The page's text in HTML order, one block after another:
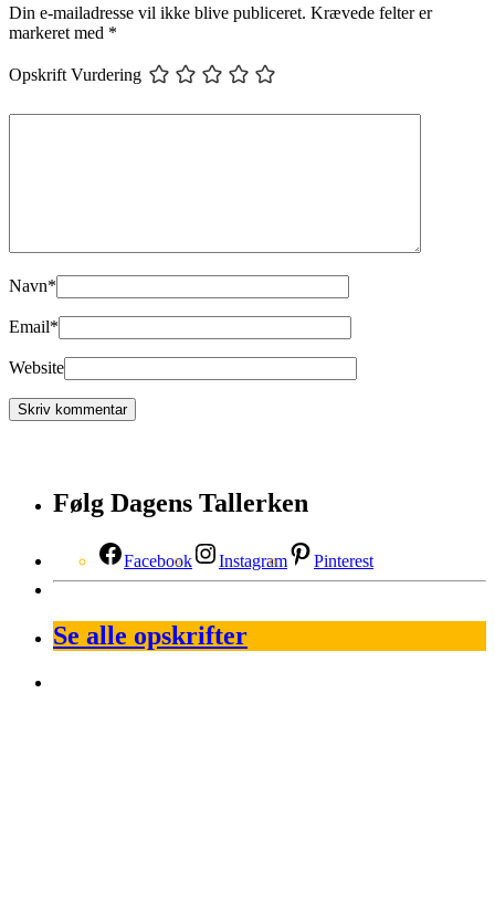
Din e-mailadresse vil ikke blive publiceret. Krævede felter er
markeret med *
Opskrift Vurdering
Navn*
Email*
Website
Følg Dagens Tallerken
Facebook Instagram Pinterest
Se alle opskrifter